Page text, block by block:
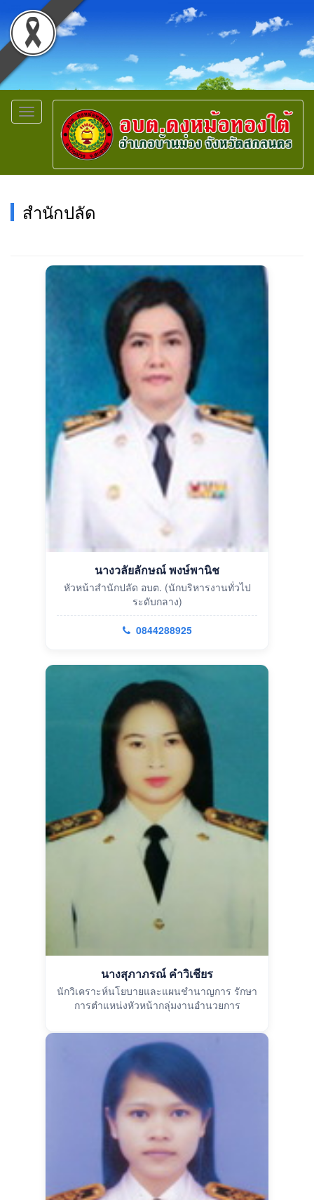
Toggle
navigation
สำนักปลัด
นางวลัยลักษณ์ พงษ์พานิช
หัวหน้าสำนักปลัด อบต. (นักบริหารงานทั่วไป
ระดับกลาง)
0844288925
นางสุภาภรณ์ คำวิเชียร
นักวิเคราะห์นโยบายและแผนชำนาญการ รักษา
การตำแหน่งหัวหน้ากลุ่มงานอำนวยการ